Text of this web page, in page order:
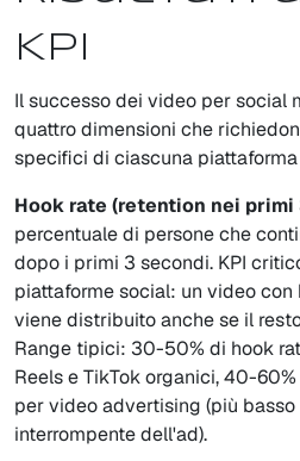
KPI
Il successo dei video per social
quattro dimensioni che
specifici di ciascuna
Hook rate (retention nei primi
percentuale di persone che
dopo i primi 3 secondi. KPI
piattaforme social: un video con
viene distribuito anche se il
Range tipici: 30-50% di hook
Reels e TikTok organici, 40-
per video advertising (più
interrompente dell'ad).